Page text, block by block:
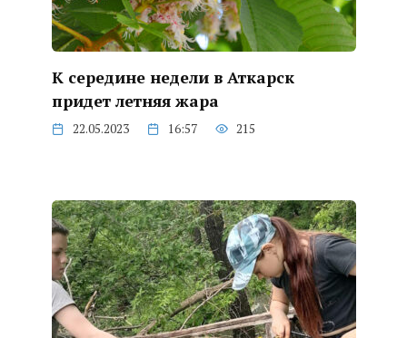
К середине недели в Аткарск
придет летняя жара
22.05.2023 16:57 215